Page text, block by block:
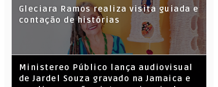
KL Jay (Racionais MC’s), DJ Raíz e DJ
Leandro Vitrola na BIGSHAKE 14
Gleciara Ramos realiza visita guiada e
contação de histórias
​Ministereo Público lança audiovisual
de Jardel Souza gravado na Jamaica e